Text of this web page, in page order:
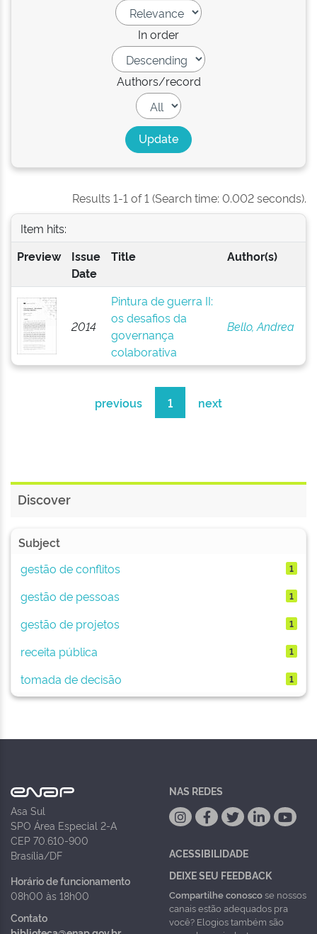
In order
Authors/record
Results 1-1 of 1 (Search time: 0.002 seconds).
Item hits:
Preview
Issue
Date
Title Author(s)
2014
Pintura de guerra II:
os desafios da
governança
colaborativa
Bello, Andrea
previous 1 next
Discover
Subject
gestão de conflitos
1
gestão de pessoas 1
gestão de projetos 1
receita pública 1
tomada de decisão 1
Asa Sul
SPO Área Especial 2-A
CEP 70.610-900
Brasília/DF
Horário de funcionamento
08h00 às 18h00
Contato
NAS REDES
ACESSIBILIDADE
DEIXE SEU FEEDBACK
Compartilhe conoscose nossos
canais estão adequados pra
você? Elogios também são